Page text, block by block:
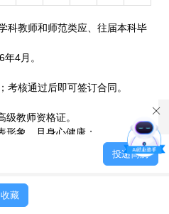
科教师和师范类应、往届本科毕
4月。
考核通过后即可签订合同。
教师资格证。
形象，且身心健康；
经验者优先考虑。
带薪寒暑假等，办理五险一金。
体检。
投递简历
收藏